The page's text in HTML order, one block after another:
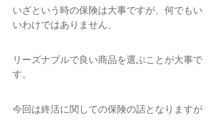
いざという時の保険は大事ですが、何でもい
いわけではありません、
リーズナブルで良い商品を選ぶことが大事で
す。
今回は終活に関しての保険の話となりますが